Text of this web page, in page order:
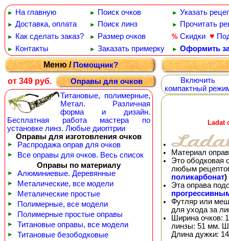
► На главную ► Поиск очков ► Указать
► Доставка, оплата ► Поиск линз ► Прочитать
► Как сделать заказ? ► Размер очков % Скидки ♥
► Контакты ► Заказать примерку ► Оформить
Меню /Помощник?
от 349 руб.
Оправы для очков
Титановые, полимерные,
Метал. Различная
форма и дизайн.
Бесплатная работа мастера по
установке линз. Любые диоптрии
Оправы для изготовления очков
► Распродажа оправ для очков
►
Все оправы для очков. Весь список
Оправы по материалу
► Алюминиевые. Деревянные
► Металические, все модели
► Металические простые
► Полимерные, все модели
► Полимерные простые оправы
► Титановые оправы, все модели
► Титановые безободковые
Включить
компактный
Ladat
Материал
Это ободковая
любым
поликарбонат)
Эта оправа
Футляр или
для ухода за
Ширина очков:
линзы: 51 мм.
Длина дужки: